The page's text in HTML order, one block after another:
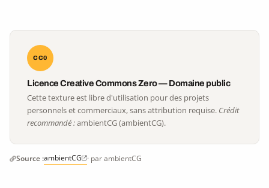
CC0
Licence Creative Commons Zero — Domaine public
Cette texture est libre d'utilisation pour des projets
personnels et commerciaux, sans attribution requise. Crédit
recommandé :ambientCG (ambientCG).
Source :ambientCG · par ambientCG